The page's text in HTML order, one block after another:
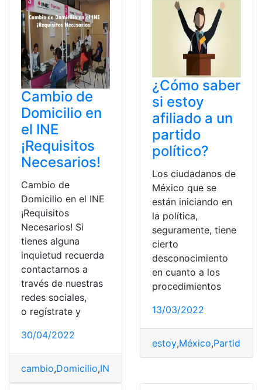
Cambio de
Domicilio en
el INE
¡Requisitos
Necesarios!
Cambio de
Domicilio en el INE
¡Requisitos
Necesarios! Si
tienes alguna
inquietud recuerda
contactarnos a
través de nuestras
redes sociales,
o regístrate y
30/04/2022
cambio,Domicilio,INE
¿Cómo saber
si estoy
afiliado a un
partido
político?
Los ciudadanos de
México que se
están iniciando en
la política,
seguramente, tiene
cierto
desconocimiento
en cuanto a los
procedimientos
13/03/2022
estoy,México,Partido